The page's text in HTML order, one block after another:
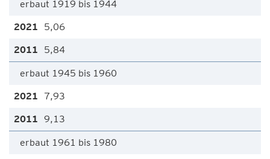
erbaut 1919 bis 1944
5,06
5,84
erbaut 1945 bis 1960
7,93
9,13
erbaut 1961 bis 1980